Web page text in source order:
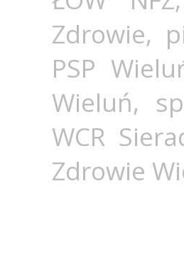
Zdrowie,
PSP
Wieluń,
WCR
Zdrowie